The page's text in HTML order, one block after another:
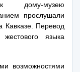
к дому-музею
прослушали
Кавказе. Перевод
жестового языка
возможностями